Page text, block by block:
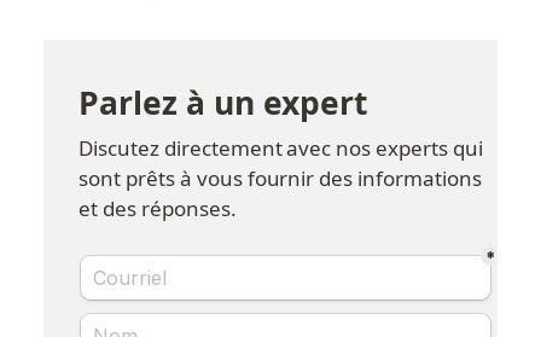
Parlez à un expert
Discutez directement avec nos experts qui
sont prêts à vous fournir des informations
et des réponses.